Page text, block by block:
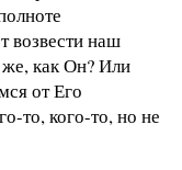
возвести наш
же, как Он? Или
от Его
то, кого-то, но не